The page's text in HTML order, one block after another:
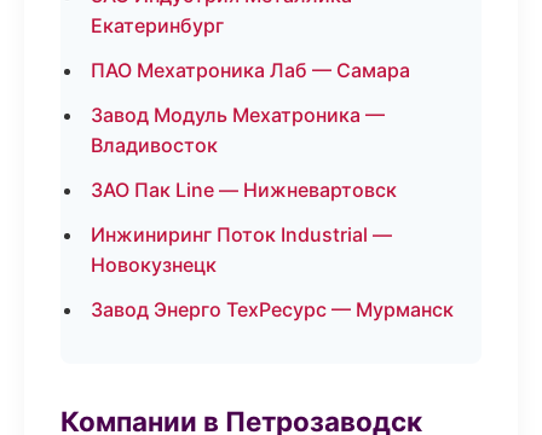
Екатеринбург
ПАО Мехатроника Лаб — Самара
Завод Модуль Мехатроника —
Владивосток
ЗАО Пак Line — Нижневартовск
Инжиниринг Поток Industrial —
Новокузнецк
Завод Энерго ТехРесурс — Мурманск
Компании в Петрозаводск